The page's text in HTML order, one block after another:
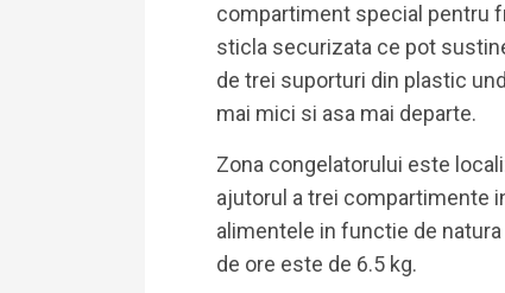
compartiment special pentru
sticla securizata ce pot
de trei suporturi din plastic
mai mici si asa mai departe.
Zona congelatorului este
ajutorul a trei compartimente
alimentele in functie de
de ore este de 6.5 kg.